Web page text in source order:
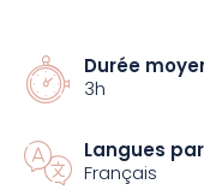
Que vous soyez
d’apprendre une
en créant votre propre
Durée
3h
Langues
Français